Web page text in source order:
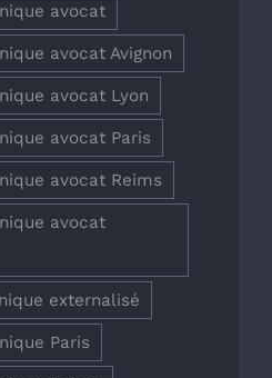
avocat
avocat Avignon
avocat Lyon
avocat Paris
avocat Reims
avocat
externalisé
Paris